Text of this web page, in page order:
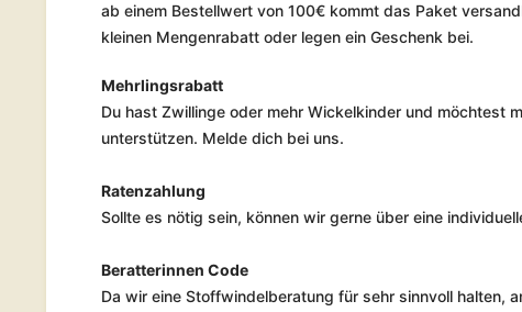
ab einem Bestellwert von 100€ kommt das Paket
kleinen Mengenrabatt oder legen ein Geschenk bei.
Mehrlingsrabatt
Du hast Zwillinge oder mehr Wickelkinder und möchtest
unterstützen. Melde dich bei uns.
Ratenzahlung
Sollte es nötig sein, können wir gerne über eine
Beratterinnen Code
Da wir eine Stoffwindelberatung für sehr sinnvoll halten,